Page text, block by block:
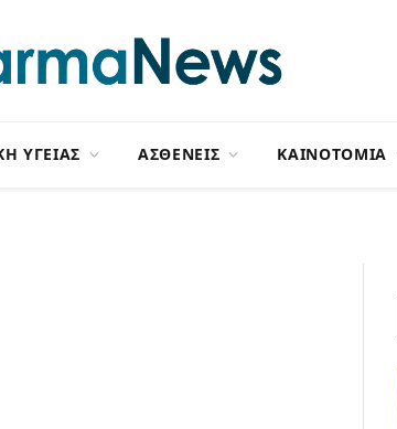
ΥΓΕΙΑΣ ΑΣΘΕΝΕΙΣ ΚΑΙΝΟΤΟΜΙΑ